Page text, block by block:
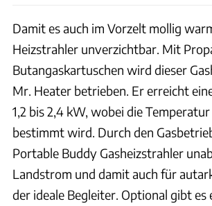
Damit es auch im Vorzelt mollig
Heizstrahler unverzichtbar. Mit
Butangaskartuschen wird dieser
Mr. Heater betrieben. Er erreicht
1,2 bis 2,4 kW, wobei die
bestimmt wird. Durch den
Portable Buddy Gasheizstrahler
Landstrom und damit auch für
der ideale Begleiter. Optional gibt es